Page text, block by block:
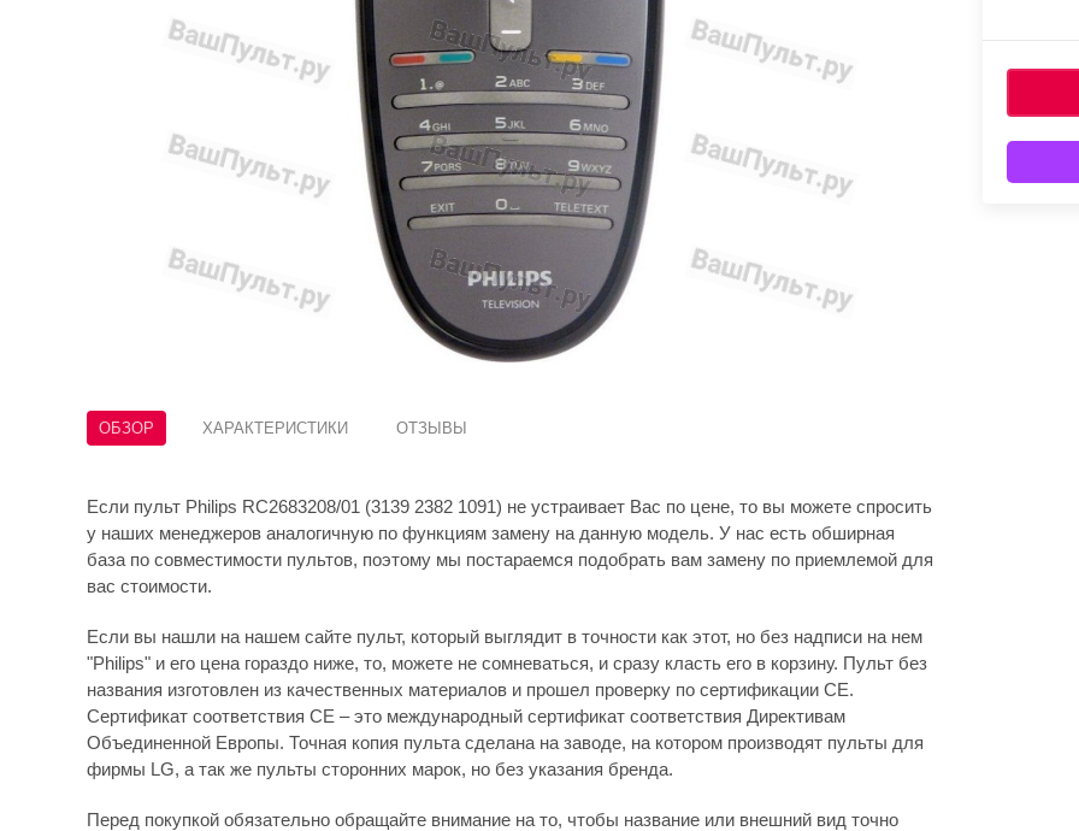
ОБЗОР ХАРАКТЕРИСТИКИ ОТЗЫВЫ
Если пульт Philips RC2683208/01 (3139 2382 1091) не устраивает Вас по цене, то вы можете спросить
у наших менеджеров аналогичную по функциям замену на данную модель. У нас есть обширная
база по совместимости пультов, поэтому мы постараемся подобрать вам замену по приемлемой для
вас стоимости.
Если вы нашли на нашем сайте пульт, который выглядит в точности как этот, но без надписи на нем
"Philips" и его цена гораздо ниже, то, можете не сомневаться, и сразу класть его в корзину. Пульт без
названия изготовлен из качественных материалов и прошел проверку по сертификации CE.
Сертификат соответствия СЕ – это международный сертификат соответствия Директивам
Объединенной Европы. Точная копия пульта сделана на заводе, на котором производят пульты для
фирмы LG, а так же пульты сторонних марок, но без указания бренда.
Перед покупкой обязательно обращайте внимание на то, чтобы название или внешний вид точно